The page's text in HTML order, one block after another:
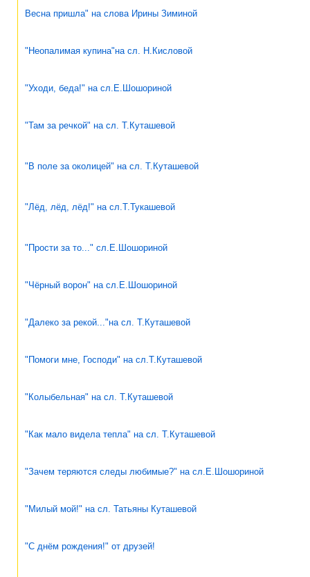
Весна пришла" на слова Ирины Зиминой
"Неопалимая купина"на сл. Н.Кисловой
"Уходи, беда!" на сл.Е.Шошориной
"Там за речкой" на сл. Т.Куташевой
"В поле за околицей" на сл. Т.Куташевой
"Лёд, лёд, лёд!" на сл.Т.Тукашевой
"Прости за то..." сл.Е.Шошориной
"Чёрный ворон" на сл.Е.Шошориной
"Далеко за рекой..."на сл. Т.Куташевой
"Помоги мне, Господи" на сл.Т.Куташевой
"Колыбельная" на сл. Т.Куташевой
"Как мало видела тепла" на сл. Т.Куташевой
"Зачем теряются следы любимые?" на сл.Е.Шошориной
"Милый мой!" на сл. Татьяны Куташевой
"С днём рождения!" от друзей!